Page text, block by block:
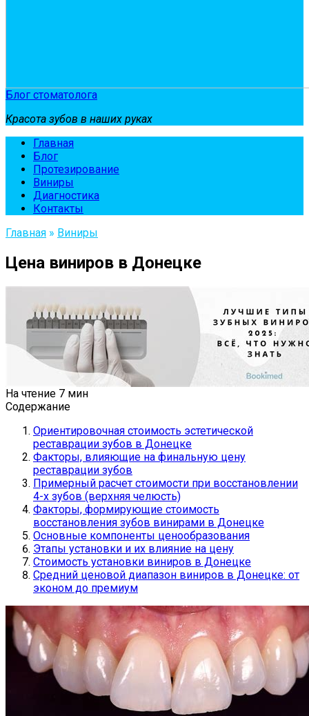
Блог стоматолога
Красота зубов в наших руках
Главная
Блог
Протезирование
Виниры
Диагностика
Контакты
Главная » Виниры
Цена виниров в Донецке
На чтение 7 мин
Содержание
Ориентировочная стоимость эстетической
реставрации зубов в Донецке
Факторы, влияющие на финальную цену
реставрации зубов
Примерный расчет стоимости при восстановлении
4-х зубов (верхняя челюсть)
Факторы, формирующие стоимость
восстановления зубов винирами в Донецке
Основные компоненты ценообразования
Этапы установки и их влияние на цену
Стоимость установки виниров в Донецке
Средний ценовой диапазон виниров в Донецке: от
эконом до премиум